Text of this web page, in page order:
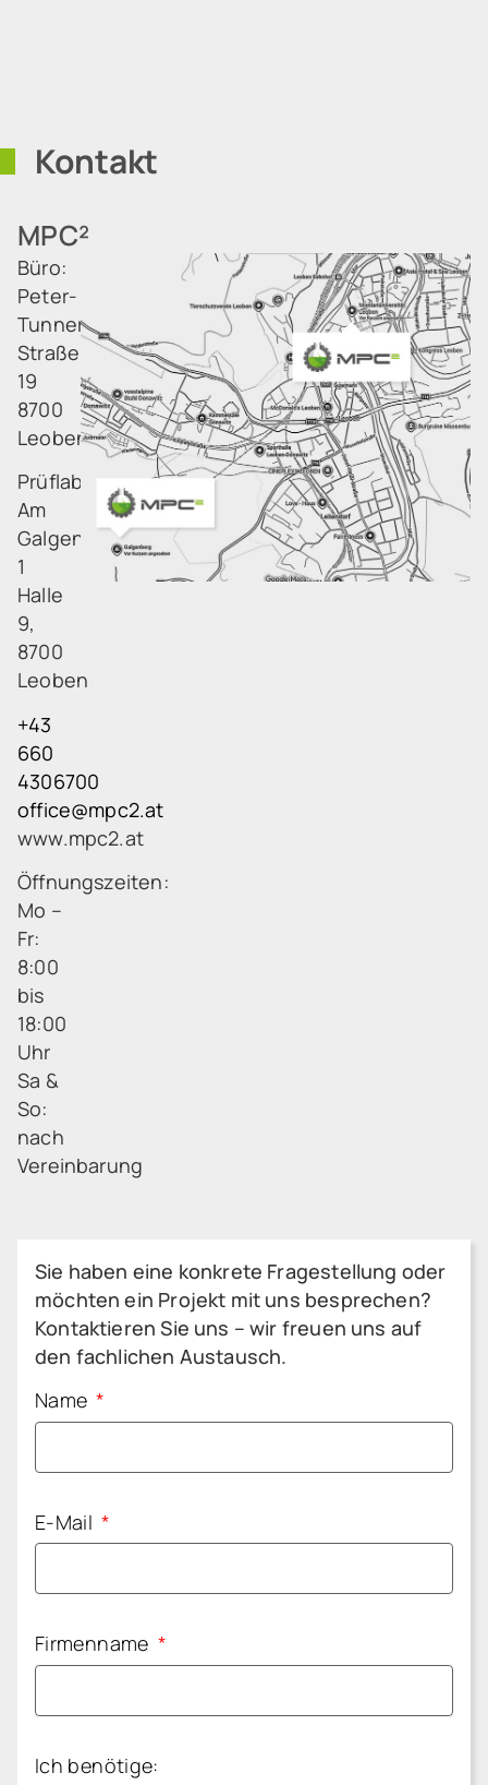
Kontakt
MPC²
Büro:
Peter-
Tunner-
Straße
19
8700
Leoben
Prüflabor:
Am
Galgenberg
1
Halle
9,
8700
Leoben
+43
660
4306700
office@mpc2.at
www.mpc2.at
Öffnungszeiten:
Mo –
Fr:
8:00
bis
18:00
Uhr
Sa &
So:
nach
Vereinbarung
Sie haben eine konkrete Fragestellung oder
möchten ein Projekt mit uns besprechen?
Kontaktieren Sie uns – wir freuen uns auf
den fachlichen Austausch.
Name
E-Mail
Firmenname
Ich benötige: